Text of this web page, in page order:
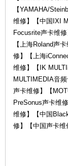
【YAMAHA/
维修】【中国IXI
Focusrite声卡维
【上海Roland声
修】【上海
维修】【IK
MULTIMEDIA音
声卡维修】【
PreSonus声卡维
维修】【中国
修】【中国声卡